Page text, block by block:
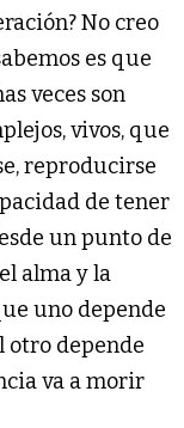
No creo
es que
veces son
vivos, que
reproducirse
de tener
un punto de
alma y la
uno depende
otro depende
va a morir